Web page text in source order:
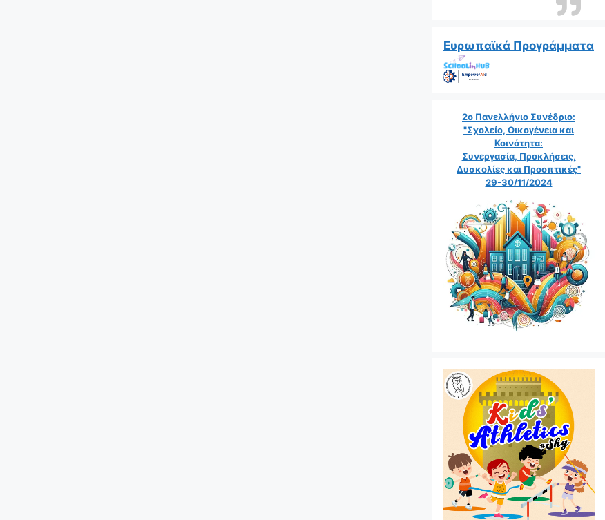
Ευρωπαϊκά Προγράμματα
2ο Πανελλήνιο Συνέδριο:
"Σχολείο, Οικογένεια και
Κοινότητα:
Συνεργασία, Προκλήσεις,
Δυσκολίες και Προοπτικές"
29-30/11/2024